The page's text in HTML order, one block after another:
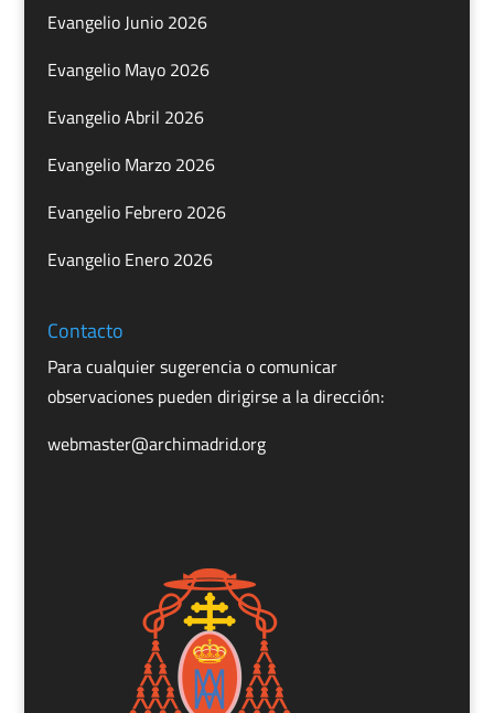
Evangelio Junio 2026
Evangelio Mayo 2026
Evangelio Abril 2026
Evangelio Marzo 2026
Evangelio Febrero 2026
Evangelio Enero 2026
Contacto
Para cualquier sugerencia o comunicar
observaciones pueden dirigirse a la dirección:
webmaster@archimadrid.org